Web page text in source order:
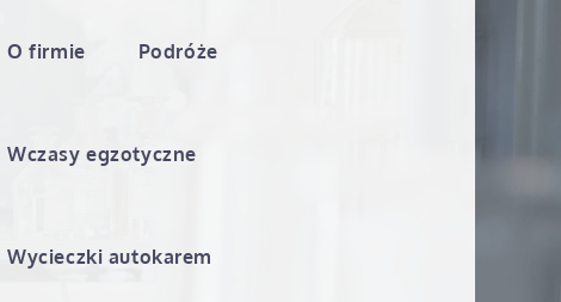
O firmie Podróże
Wczasy egzotyczne
Wycieczki autokarem